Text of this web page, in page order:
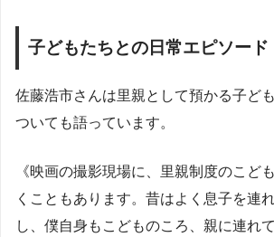
子どもたちとの日常エピソード
佐藤浩市さんは里親として預かる子ど
ついても語っています。
《映画の撮影現場に、里親制度のこど
くこともあります。昔はよく息子を連
し、僕自身もこどものころ、親に連れ